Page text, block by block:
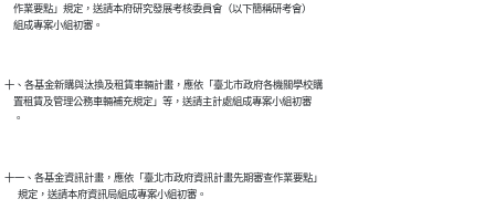
    作業要點」規定，送請本府研究發展考核委員會（以下簡稱研考會）
十、各基金新購與汰換及租賃車輛計畫，應依「臺北市政府各機關學校購
    置租賃及管理公務車輛補充規定」等，送請主計處組成專案小組初審
十一、各基金資訊計畫，應依「臺北市政府資訊計畫先期審查作業要點」